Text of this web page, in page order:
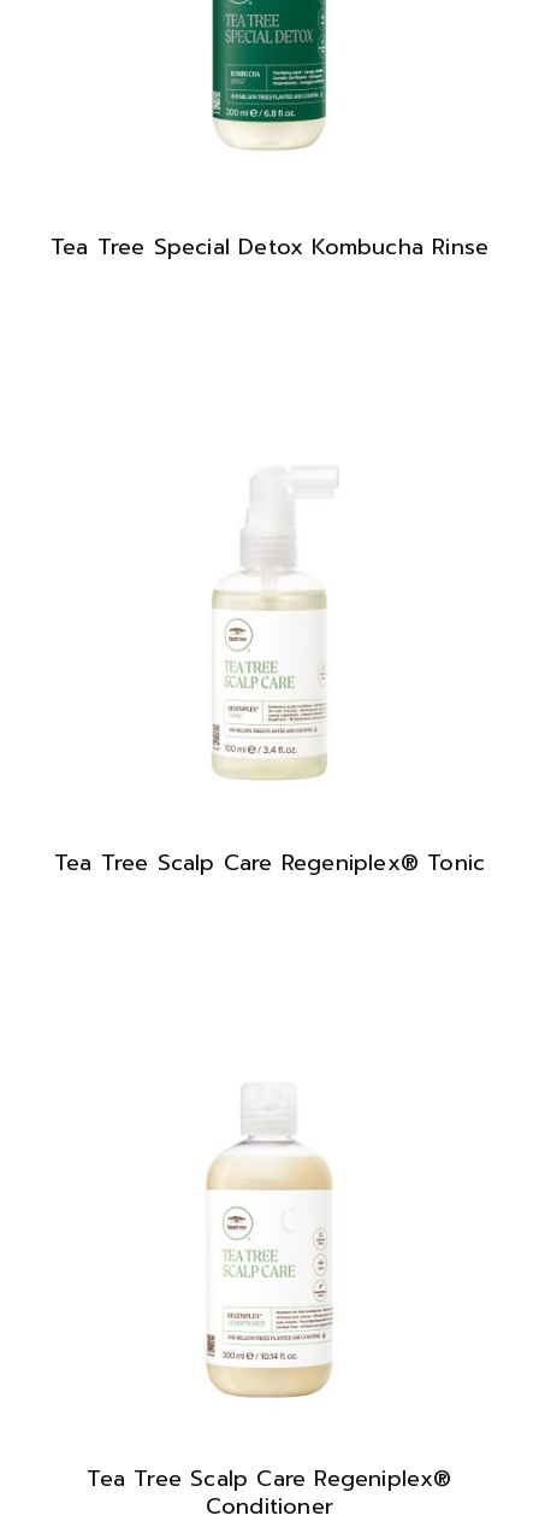
Tea Tree Special Detox Kombucha Rinse
Tea Tree Scalp Care Regeniplex® Tonic
Tea Tree Scalp Care Regeniplex®
Conditioner